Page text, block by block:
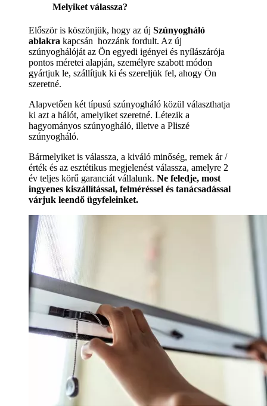
Melyiket válassza?
Először is köszönjük, hogy az új Szúnyogháló
ablakra kapcsán hozzánk fordult. Az új
szúnyoghálóját az Ön egyedi igényei és nyílászárója
pontos méretei alapján, személyre szabott módon
gyártjuk le, szállítjuk ki és szereljük fel, ahogy Ön
szeretné.
Alapvetően két típusú szúnyogháló közül választhatja
ki azt a hálót, amelyiket szeretné. Létezik a
hagyományos szúnyogháló, illetve a Pliszé
szúnyogháló.
Bármelyiket is válassza, a kiváló minőség, remek ár /
érték és az esztétikus megjelenést válassza, amelyre 2
év teljes körű garanciát vállalunk. Ne feledje, most
ingyenes kiszállítással, felméréssel és tanácsadással
várjuk leendő ügyfeleinket.